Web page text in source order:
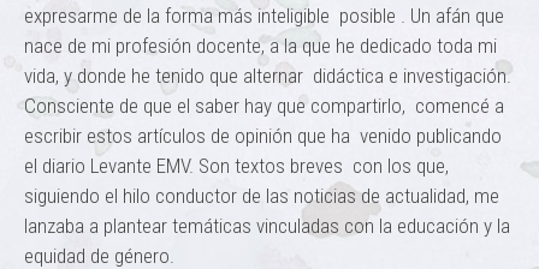
expresarme de la forma más inteligible posible . Un afán que
nace de mi profesión docente, a la que he dedicado toda mi
vida, y donde he tenido que alternar didáctica e investigación.
Consciente de que el saber hay que compartirlo, comencé a
escribir estos artículos de opinión que ha venido publicando
el diario Levante EMV. Son textos breves con los que,
siguiendo el hilo conductor de las noticias de actualidad, me
lanzaba a plantear temáticas vinculadas con la educación y la
equidad de género.